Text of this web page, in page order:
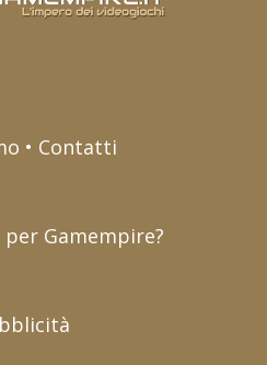
• Contatti
Gamempire?